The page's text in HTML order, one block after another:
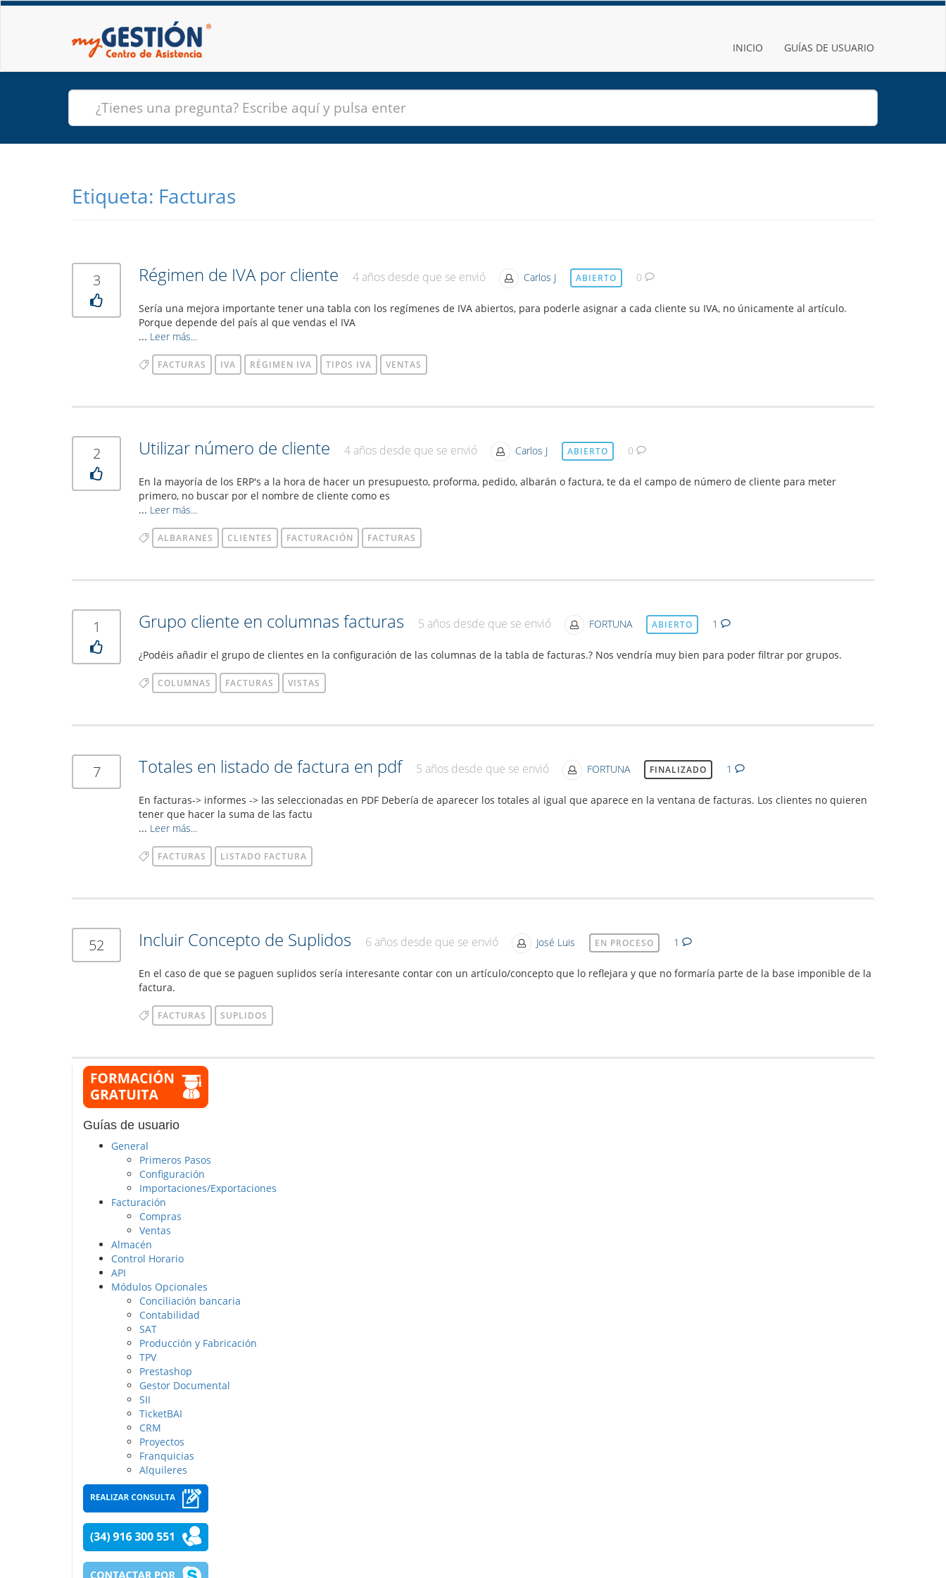
INICIO GUÍAS DE USUARIO
Etiqueta: Facturas
3 Régimen de IVA por cliente 4 años desde que se envió Carlos J ABIERTO 0
Sería una mejora importante tener una tabla con los regímenes de IVA abiertos, para poderle asignar a cada cliente su IVA, no únicamente al artículo.
Porque depende del país al que vendas el IVA
... Leer más...
FACTURAS IVA RÉGIMEN IVA TIPOS IVA VENTAS
2 Utilizar número de cliente 4 años desde que se envió Carlos J ABIERTO 0
En la mayoría de los ERP's a la hora de hacer un presupuesto, proforma, pedido, albarán o factura, te da el campo de número de cliente para meter
primero, no buscar por el nombre de cliente como es
... Leer más...
ALBARANES CLIENTES FACTURACIÓN FACTURAS
1 Grupo cliente en columnas facturas 5 años desde que se envió FORTUNA ABIERTO 1
¿Podéis añadir el grupo de clientes en la configuración de las columnas de la tabla de facturas.? Nos vendría muy bien para poder filtrar por grupos.
COLUMNAS FACTURAS VISTAS
7 Totales en listado de factura en pdf 5 años desde que se envió FORTUNA FINALIZADO 1
En facturas-> informes -> las seleccionadas en PDF Debería de aparecer los totales al igual que aparece en la ventana de facturas. Los clientes no quieren
tener que hacer la suma de las factu
... Leer más...
FACTURAS LISTADO FACTURA
52 Incluir Concepto de Suplidos 6 años desde que se envió José Luis EN PROCESO 1
En el caso de que se paguen suplidos sería interesante contar con un artículo/concepto que lo reflejara y que no formaría parte de la base imponible de la
factura.
FACTURAS SUPLIDOS
Guías de usuario
General
Primeros Pasos
Configuración
Importaciones/Exportaciones
Facturación
Compras
Ventas
Almacén
Control Horario
API
Módulos Opcionales
Conciliación bancaria
Contabilidad
SAT
Producción y Fabricación
TPV
Prestashop
Gestor Documental
SII
TicketBAI
CRM
Proyectos
Franquicias
Alquileres